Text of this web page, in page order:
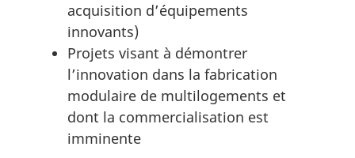
acquisition d’équipements
innovants)
Projets visant à démontrer
l’innovation dans la fabrication
modulaire de multilogements et
dont la commercialisation est
imminente